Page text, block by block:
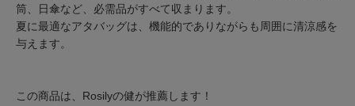
筒、日傘など、必需品がすべて収まります。
夏に最適なアタバッグは、機能的でありながらも周囲に清涼感を
与えます。
この商品は、Rosilyの健が推薦します！